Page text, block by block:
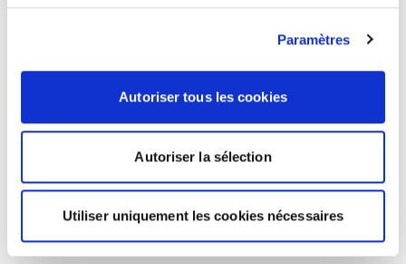
Paramètres
Autoriser tous les cookies
Autoriser la sélection
Utiliser uniquement les cookies nécessaires